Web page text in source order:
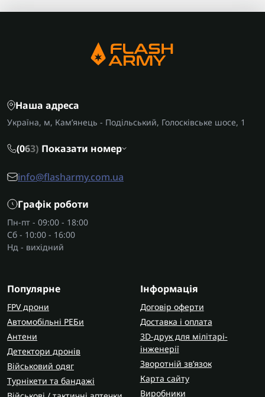
Призначення
використання інструментів чи додаткових
матеріалів. Стрічку використовують для
склеювання, герметизації, фіксації, маркування
властивостями. Вибір конкретного виду залежить
від умов роботи та необхідної міцності з’єднання.
волокнами, що забезпечує високу міцність і
Водонепроникні
герметизації та ремонту в умовах підвищеної
вологості.
Високотемпературні
Двосторонні
– мають клейкий шар з обох
боків. Застосовуються для монтажу, декору та
кріплення предметів без свердління.
Фактори для вибору
Сфера застосування
– визначає вимоги до
міцності й стійкості. Для побутових завдань
підходять універсальні стрічки, а для
Наша адреса
Україна, м, Кам’янець - Подільський, Голосківське шосе, 1
(063) Показати номер
info@flasharmy.com.ua
Графік роботи
Пн-пт - 09:00 - 18:00
Сб - 10:00 - 16:00
Нд - вихідний
Популярне
FPV дрони
Автомобільні РЕБи
Антени
Детектори дронів
Військовий одяг
Турнікети та бандажі
Інформація
Договір оферти
Доставка і оплата
3D-друк для мілітарі-
інженерії
Зворотній зв’язок
Карта сайту
Виробники